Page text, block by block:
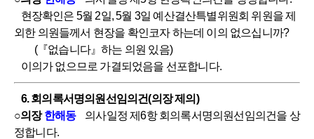
현장확인은 5월 2일, 5월 3일 예산결산특별위원회 위원을 제
외한 의원들께서 현장을 확인코자 하는데 이의 없으십니까?
(『없습니다』하는 의원 있음)
이의가 없으므로 가결되었음을 선포합니다.
6. 회의록서명의원선임의건(의장 제의)
○의장한해동의사일정 제6항 회의록서명의원선임의건을 상
정합니다.